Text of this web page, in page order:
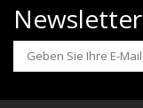
Newsletter